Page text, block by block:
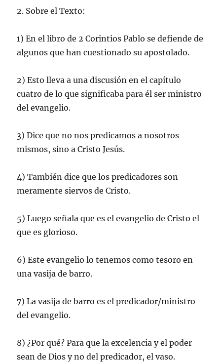
2. Sobre el Texto:
1) En el libro de 2 Corintios Pablo se defiende de
algunos que han cuestionado su apostolado.
2) Esto lleva a una discusión en el capítulo
cuatro de lo que significaba para él ser ministro
del evangelio.
3) Dice que no nos predicamos a nosotros
mismos, sino a Cristo Jesús.
4) También dice que los predicadores son
meramente siervos de Cristo.
5) Luego señala que es el evangelio de Cristo el
que es glorioso.
6) Este evangelio lo tenemos como tesoro en
una vasija de barro.
7) La vasija de barro es el predicador/ministro
del evangelio.
8) ¿Por qué? Para que la excelencia y el poder
sean de Dios y no del predicador, el vaso.